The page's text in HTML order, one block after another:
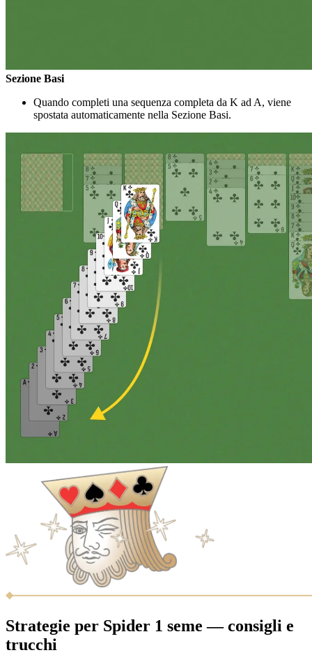
Sezione Basi
Quando completi una sequenza completa da K ad A, viene
spostata automaticamente nella Sezione Basi.
Strategie per Spider 1 seme — consigli e
trucchi